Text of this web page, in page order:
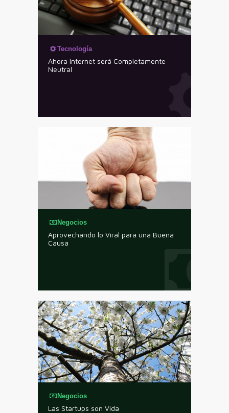
Tecnología
Ahora Internet será Completamente
Neutral
Negocios
Aprovechando lo Viral para una Buena
Causa
Negocios
Las Startups son Vida